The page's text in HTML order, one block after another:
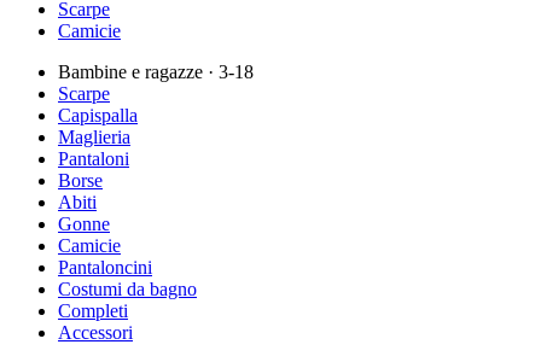
Scarpe
Camicie
Bambine e ragazze · 3-18
Scarpe
Capispalla
Maglieria
Pantaloni
Borse
Abiti
Gonne
Camicie
Pantaloncini
Costumi da bagno
Completi
Accessori